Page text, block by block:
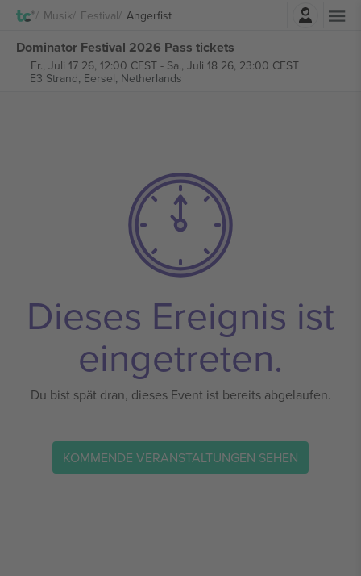
Musik Festival Angerfist
Dominator Festival 2026 Pass tickets
Fr., Juli 17 26, 12:00 CEST- Sa., Juli 18 26, 23:00 CEST
E3 Strand, Eersel, Netherlands
Dieses Ereignis ist
eingetreten.
Du bist spät dran, dieses Event ist bereits abgelaufen.
KOMMENDE VERANSTALTUNGEN SEHEN